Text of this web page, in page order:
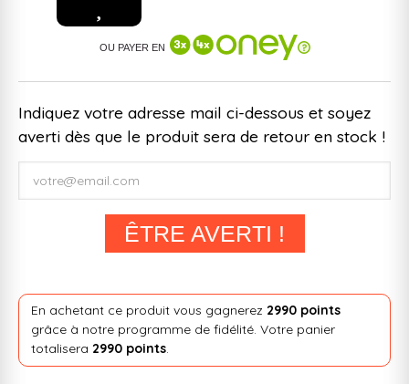
OU PAYER EN
Indiquez votre adresse mail ci-dessous et soyez
averti dès que le produit sera de retour en stock !
ÊTRE AVERTI !
En achetant ce produit vous gagnerez 2990 points
grâce à notre programme de fidélité. Votre panier
totalisera 2990 points.